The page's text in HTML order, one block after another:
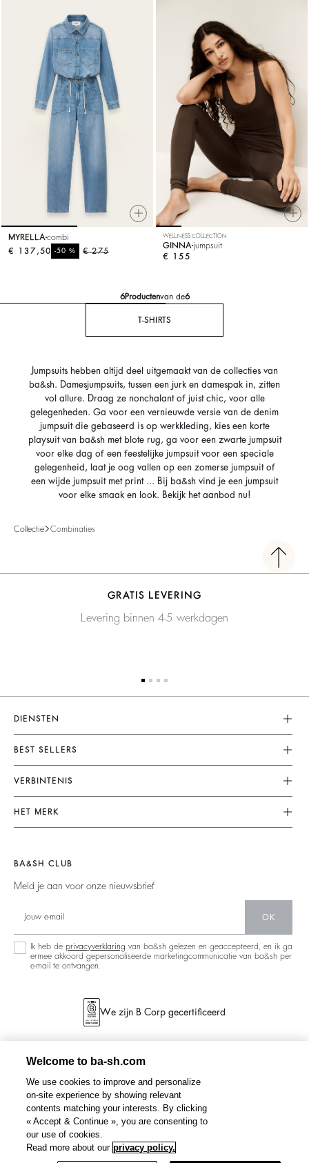
MYRELLA combi
€ 275
-50%
€ 137,50
WELLNESS COLLECTION
GINNA jumpsuit
€ 155
6Productenvan de6
T-SHIRTS
Jumpsuits hebben altijd deel uitgemaakt van de collecties van
ba&sh. Damesjumpsuits, tussen een jurk en damespak in, zitten
vol allure. Draag ze nonchalant of juist chic, voor alle
gelegenheden. Ga voor een vernieuwde versie van de denim
jumpsuit die gebaseerd is op werkkleding, kies een korte
playsuit van ba&sh met blote rug, ga voor een zwarte jumpsuit
voor elke dag of een feestelijke jumpsuit voor een speciale
gelegenheid, laat je oog vallen op een zomerse jumpsuit of
een wijde jumpsuit met print ... Bij ba&sh vind je een jumpsuit
voor elke smaak en look. Bekijk het aanbod nu!
Collectie Combinaties
GRATIS LEVERING
Levering binnen 4-5 werkdagen
DIENSTEN
Klantenservice
FAQ
Terugzenden En Terugbetaling
Algemene Voorwaarden
Juridische Kennisgeving
BEST SELLERS
Jurken
Combinaties
Tops & Blousen
Truien & Vesten
VERBINTENIS
Ons Engagement
Planeet
Partners
Circulariteit
Gemeenschap
Duurzame Collectie
HET MERK
Barbara & Sharon
Nieuwe Collectie
BA&SH CLUB
Meld je aan voor onze nieuwsbrief
OK
Ik heb de privacyverklaring van ba&sh gelezen en geaccepteerd, en ik ga
ermee akkoord gepersonaliseerde marketingcommunicatie van ba&sh per
e-mail te ontvangen.
We zijn B Corp gecertificeerd
Welcome to ba-sh.com
We use cookies to improve and personalize
on-site experience by showing relevant
contents matching your interests. By clicking
« Accept & Continue », you are consenting to
our use of cookies.
Read more about our privacy policy.